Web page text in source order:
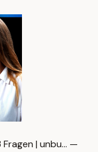
Fragen | unbu… —